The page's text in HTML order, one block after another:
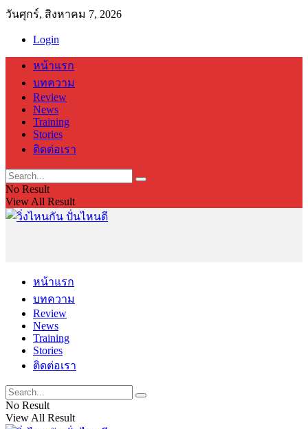
วันศุกร์, สิงหาคม 7, 2026
Login
หน้าแรก
บทความ
Review
News
Training
Stories
ติดต่อเรา
No Result
View All Result
หน้าแรก
บทความ
Review
News
Training
Stories
ติดต่อเรา
No Result
View All Result